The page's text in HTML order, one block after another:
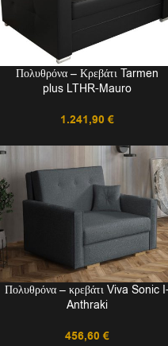
Πολυθρόνα – Κρεβάτι Tarmen
plus LTHR-Mauro
1.241,90 €
Πολυθρόνα – κρεβάτι Viva Sonic
Anthraki
456,60 €